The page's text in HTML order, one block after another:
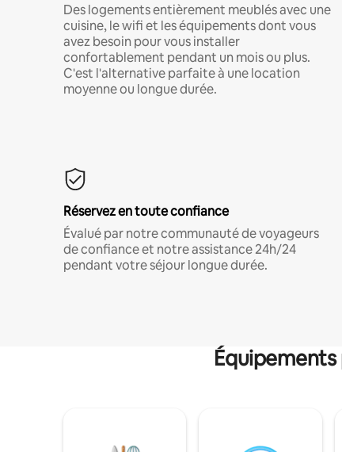
Des logements entièrement meublés avec une
cuisine, le wifi et les équipements dont vous
avez besoin pour vous installer
confortablement pendant un mois ou plus.
C'est l'alternative parfaite à une location
moyenne ou longue durée.
Réservez en toute confiance
Évalué par notre communauté de voyageurs
de confiance et notre assistance 24h/24
pendant votre séjour longue durée.